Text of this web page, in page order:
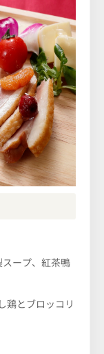
ープ、紅茶鴨
鶏とブロッコリ